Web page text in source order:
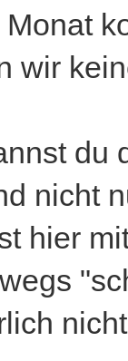
wir
du
nicht
hier